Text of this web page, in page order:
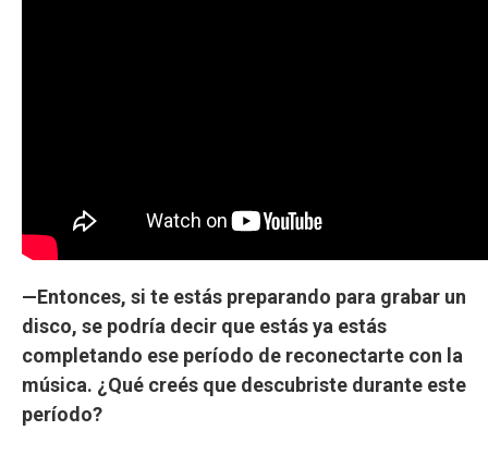
—Entonces, si te estás preparando para grabar un
disco, se podría decir que estás ya estás
completando ese período de reconectarte con la
música. ¿Qué creés que descubriste durante este
período?